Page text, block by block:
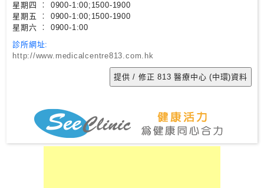
私
家
醫
院
星期四 ︰ 0900-1:00;1500-1900
星期五 ︰ 0900-1:00;1500-1900
星期六 ︰ 0900-1:00
診所網址:
http://www.medicalcentre813.com.hk